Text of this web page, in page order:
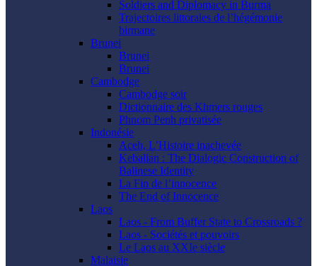
Soldiers and Diplomacy in Burma
Trajectoires littorales de l’hégémonie
birmane
Brunei
Brunei
Brunei
Cambodge
Cambodge soir
Dictionnaire des Khmers rouges
Phnom Penh privatisée
Indonésie
Aceh, L’Histoire inachevée
Kebalian : The Dialogic Construction of
Balinese Identity
La Fin de l’innocence
The End of Innocence
Laos
Laos - From Buffer State to Crossroads ?
Laos - Sociétés et pouvoirs
Le Laos au XXIe siècle
Malaisie